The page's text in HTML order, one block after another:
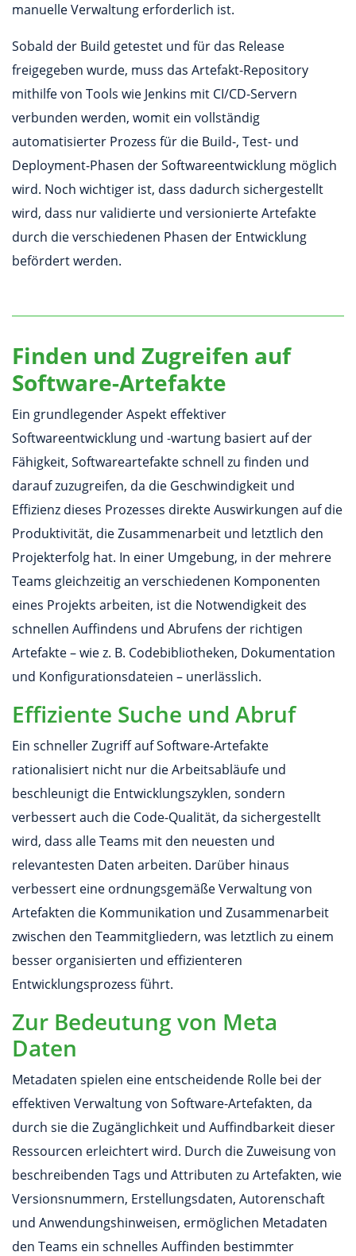
manuelle Verwaltung erforderlich ist.
Sobald der Build getestet und für das Release
freigegeben wurde, muss das Artefakt-Repository
mithilfe von Tools wie Jenkins mit CI/CD-Servern
verbunden werden, womit ein vollständig
automatisierter Prozess für die Build-, Test- und
Deployment-Phasen der Softwareentwicklung möglich
wird. Noch wichtiger ist, dass dadurch sichergestellt
wird, dass nur validierte und versionierte Artefakte
durch die verschiedenen Phasen der Entwicklung
befördert werden.
Finden und Zugreifen auf
Software-Artefakte
Ein grundlegender Aspekt effektiver
Softwareentwicklung und -wartung basiert auf der
Fähigkeit, Softwareartefakte schnell zu finden und
darauf zuzugreifen, da die Geschwindigkeit und
Effizienz dieses Prozesses direkte Auswirkungen auf die
Produktivität, die Zusammenarbeit und letztlich den
Projekterfolg hat. In einer Umgebung, in der mehrere
Teams gleichzeitig an verschiedenen Komponenten
eines Projekts arbeiten, ist die Notwendigkeit des
schnellen Auffindens und Abrufens der richtigen
Artefakte – wie z. B. Codebibliotheken, Dokumentation
und Konfigurationsdateien – unerlässlich.
Effiziente Suche und Abruf
Ein schneller Zugriff auf Software-Artefakte
rationalisiert nicht nur die Arbeitsabläufe und
beschleunigt die Entwicklungszyklen, sondern
verbessert auch die Code-Qualität, da sichergestellt
wird, dass alle Teams mit den neuesten und
relevantesten Daten arbeiten. Darüber hinaus
verbessert eine ordnungsgemäße Verwaltung von
Artefakten die Kommunikation und Zusammenarbeit
zwischen den Teammitgliedern, was letztlich zu einem
besser organisierten und effizienteren
Entwicklungsprozess führt.
Zur Bedeutung von Meta
Daten
Metadaten spielen eine entscheidende Rolle bei der
effektiven Verwaltung von Software-Artefakten, da
durch sie die Zugänglichkeit und Auffindbarkeit dieser
Ressourcen erleichtert wird. Durch die Zuweisung von
beschreibenden Tags und Attributen zu Artefakten, wie
Versionsnummern, Erstellungsdaten, Autorenschaft
und Anwendungshinweisen, ermöglichen Metadaten
den Teams ein schnelles Auffinden bestimmter